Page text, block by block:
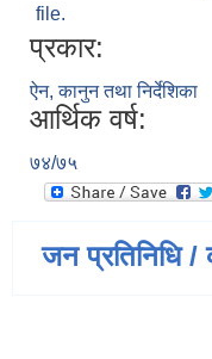
file.
प्रकार:
ऐन, कानुन तथा निर्देशिका
आर्थिक वर्ष:
७४/७५
जन प्रतिनिधि /